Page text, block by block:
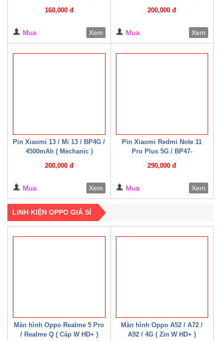
160,000 đ
Mua Xem
200,000 đ
Mua Xem
Pin Xiaomi 13 / Mi 13 / BP4G /
4500mAh ( Mechanic )
200,000 đ
Mua Xem
Pin Xiaomi Redmi Note 11
Pro Plus 5G / BP47-
290,000 đ
Mua Xem
LINH KIỆN OPPO GIÁ SỈ
Màn hình Oppo Realme 5 Pro
/ Realme Q ( Cáp W HD+ )
Màn hình Oppo A52 / A72 /
A92 / 4G ( Zin W HD+ )